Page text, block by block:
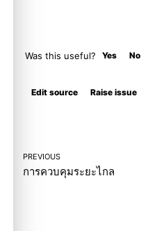
Was this useful? Yes No
Edit source Raise issue
PREVIOUS
การควบคุมระยะไกล